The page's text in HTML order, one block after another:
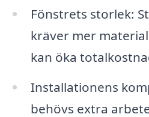
Fönstrets storlek:
kräver mer
kan öka
Installationens
behövs extra